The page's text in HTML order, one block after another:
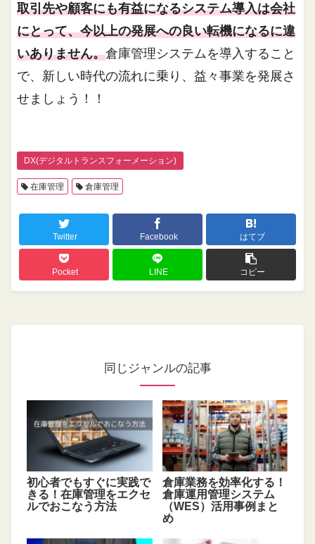
取引先や顧客にも有益になるシステム導入は会社
にとって、今以上の発展への良い転機になるに違
いありません。倉庫管理システムを導入すること
で、新しい時代の流れに乗り、益々事業を発展さ
せましょう！！
DX(デジタルトランスフォーメーション)
在庫管理 倉庫管理
Twitter Facebook はてブ
Pocket LINE コピー
同じジャンルの記事
初心者でもすぐに実践で
きる！在庫管理をエクセ
ルでおこなう方法
倉庫業務を効率化する！
倉庫運用管理システム
（WES）活用事例まと
め